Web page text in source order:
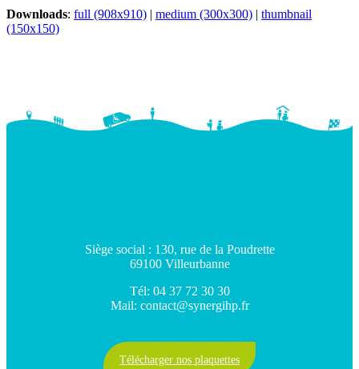
Downloads: full (908x910) | medium (300x300) | thumbnail
(150x150)
Siège social : 130, rue de la Poudrette
69100 Villeurbanne
Tél: 04 37 72 30 30
Mail: contact@synergihp.fr
Télécharger nos plaquettes